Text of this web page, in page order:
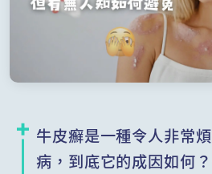
牛皮癬是一種令人非常
病，到底它的成因如何